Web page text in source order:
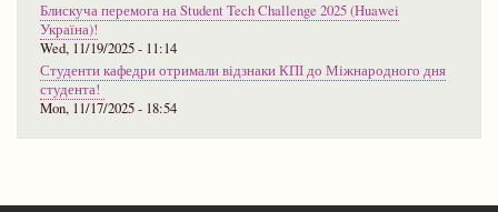
Блискуча перемога на Student Tech Challenge 2025 (Huawei
Україна)!
Wed, 11/19/2025 - 11:14
Студенти кафедри отримали відзнаки КПІ до Міжнародного дня
студента!
Mon, 11/17/2025 - 18:54